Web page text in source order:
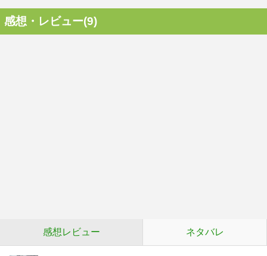
感想・レビュー(9)
感想レビュー ネタバレ